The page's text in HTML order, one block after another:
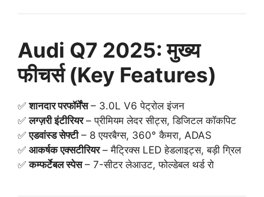
Audi Q7 2025: मुख्य
फीचर्स (Key Features)
✅शानदार परफॉर्मेंस– 3.0L V6 पेट्रोल इंजन
✅लग्ज़री इंटीरियर– प्रीमियम लेदर सीट्स, डिजिटल कॉकपिट
✅एडवांस्ड सेफ्टी– 8 एयरबैग्स, 360° कैमरा, ADAS
✅ आकर्षक एक्सटीरियर– मैट्रिक्स LED हेडलाइट्स, बड़ी ग्रिल
✅कम्फर्टेबल स्पेस– 7-सीटर लेआउट, फोल्डेबल थर्ड रो